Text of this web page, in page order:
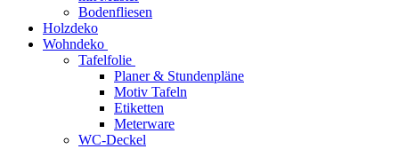
Bodenfliesen
Holzdeko
Wohndeko
Tafelfolie
Planer & Stundenpläne
Motiv Tafeln
Etiketten
Meterware
WC-Deckel